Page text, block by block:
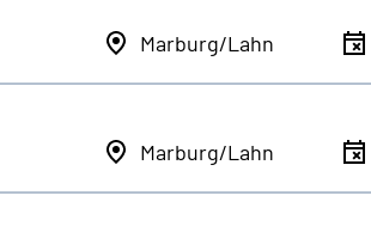
Marburg/Lahn
Marburg/Lahn